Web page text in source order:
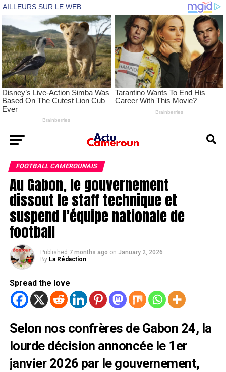
FOOTBALL CAMEROUNAIS
Au Gabon, le gouvernement
dissout le staff technique et
suspend l’équipe nationale de
football
Published 7 months ago on January 2, 2026
By La Rédaction
Spread the love
Selon nos confrères de Gabon 24, la
lourde décision annoncée le 1er
janvier 2026 par le gouvernement,